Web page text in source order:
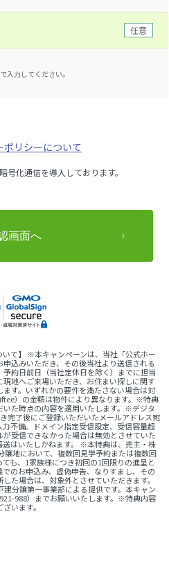
任意
入力してください。
ポリシーについて
号化通信を導入しております。
いて】 ※本キャンペーンは、当社「公式ホー
込みいただき、その後当社より送信される
予約日前日（当社定休日を除く）までに担当
地へご来場いただき、お住まい探しに関す
す。いずれかの要件を満たさない場合は対
）の金額は物件により異なります。※特典
いた時点の内容を適用いたします。※デジタ
完了後にご登録いただいたメールアドレス宛
不備、ドメイン指定受信設定、受信容量超
受信できなかった場合は無効とさせていた
はいたしかねます。 ※本特典は、売主・株
地において、複数回見学予約または複数回
も、1家族様につき初回の1回限りの進呈と
のお申込み、虚偽申告、なりすまし、その
た場合は、対象外とさせていただきます。
分譲第一事業部による提供です。本キャン
988）までお願いいたします。※特典内容
います。